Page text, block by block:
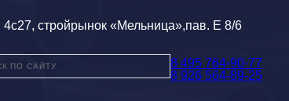
стройрынок «Мельница»,пав. Е 8/6
8 495 764-90-77
8 926 564-89-25